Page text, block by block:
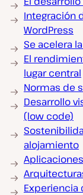
Integración
WordPress
Se acelera
El
lugar central
Normas de
Desarrollo
(low code)
alojamiento
Experiencia